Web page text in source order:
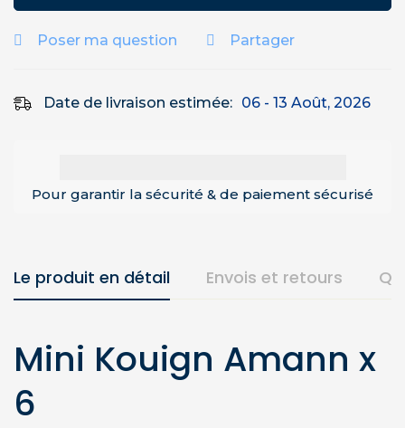
Poser ma question Partager
Date de livraison estimée: 06 - 13 Août, 2026
Pour garantir la sécurité & de paiement sécurisé
Le produit en détail Envois et retours
Mini Kouign Amann x
6